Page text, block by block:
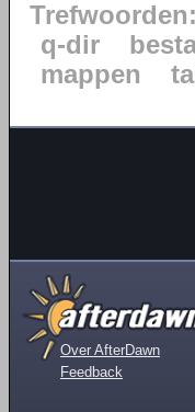
Trefwoorden:
q-dir
mappen
Over AfterDawn
Feedback